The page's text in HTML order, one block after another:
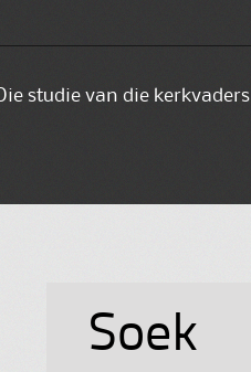
Die studie van die kerkvaders
Soek